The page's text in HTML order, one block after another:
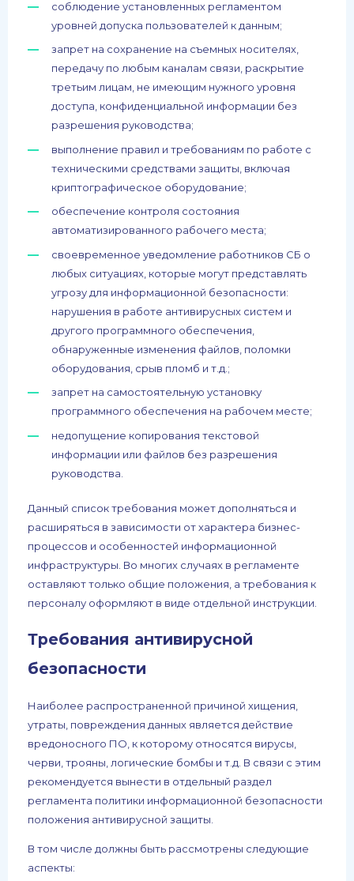
соблюдение установленных регламентом
уровней допуска пользователей к данным;
запрет на сохранение на съемных носителях,
передачу по любым каналам связи, раскрытие
третьим лицам, не имеющим нужного уровня
доступа, конфиденциальной информации без
разрешения руководства;
выполнение правил и требованиям по работе с
техническими средствами защиты, включая
криптографическое оборудование;
обеспечение контроля состояния
автоматизированного рабочего места;
своевременное уведомление работников СБ о
любых ситуациях, которые могут представлять
угрозу для информационной безопасности:
нарушения в работе антивирусных систем и
другого программного обеспечения,
обнаруженные изменения файлов, поломки
оборудования, срыв пломб и т.д.;
запрет на самостоятельную установку
программного обеспечения на рабочем месте;
недопущение копирования текстовой
информации или файлов без разрешения
руководства.
Данный список требования может дополняться и
расширяться в зависимости от характера бизнес-
процессов и особенностей информационной
инфраструктуры. Во многих случаях в регламенте
оставляют только общие положения, а требования к
персоналу оформляют в виде отдельной инструкции.
Требования антивирусной
безопасности
Наиболее распространенной причиной хищения,
утраты, повреждения данных является действие
вредоносного ПО, к которому относятся вирусы,
черви, трояны, логические бомбы и т.д. В связи с этим
рекомендуется вынести в отдельный раздел
регламента политики информационной безопасности
положения антивирусной защиты.
В том числе должны быть рассмотрены следующие
аспекты: